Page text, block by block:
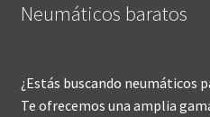
Neumáticos baratos
¿Estás buscando neumáticos
Te ofrecemos una amplia